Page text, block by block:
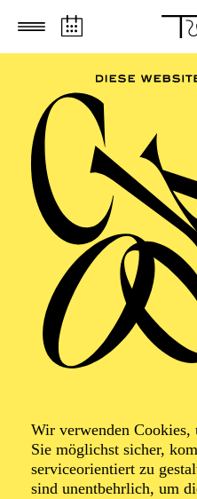
Zum Hauptinhalt springen
Wir verwenden Cookies,
Sie möglichst sicher,
serviceorientiert zu
sind unentbehrlich, um
bei
Vivaldi